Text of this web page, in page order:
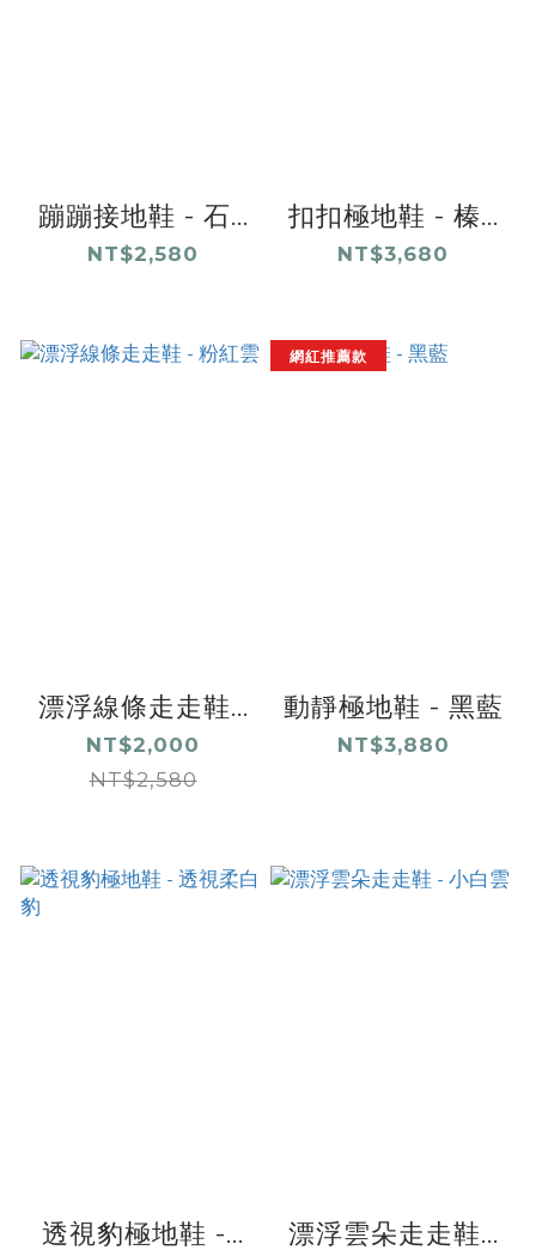
蹦蹦接地鞋 - 石...
NT$2,580
扣扣極地鞋 - 榛...
NT$3,680
漂浮線條走走鞋...
NT$2,000
NT$2,580
網紅推薦款
動靜極地鞋 - 黑藍
NT$3,880
透視豹極地鞋 -... 漂浮雲朵走走鞋...